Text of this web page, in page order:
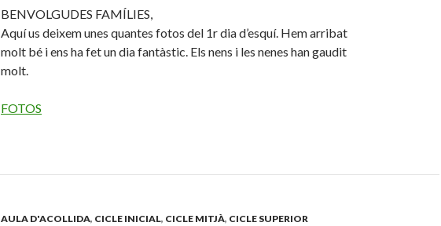
BENVOLGUDES FAMÍLIES,
Aquí us deixem unes quantes fotos del 1r dia d’esquí. Hem arribat
molt bé i ens ha fet un dia fantàstic. Els nens i les nenes han gaudit
molt.
FOTOS
AULA D'ACOLLIDA, CICLE INICIAL, CICLE MITJÀ, CICLE SUPERIOR